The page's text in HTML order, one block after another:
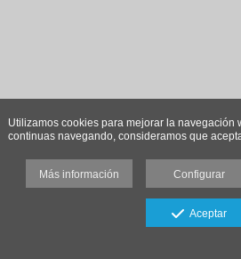
Utilizamos cookies para mejorar la navegación
continuas navegando, consideramos que
Más información Configurar
Aceptar